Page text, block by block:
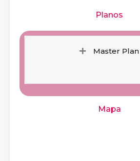
Planos
Master Plan
Mapa